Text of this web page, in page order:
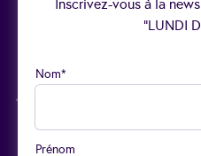
Inscrivez-vous à la
“LUNDI
Nom*
Prénom